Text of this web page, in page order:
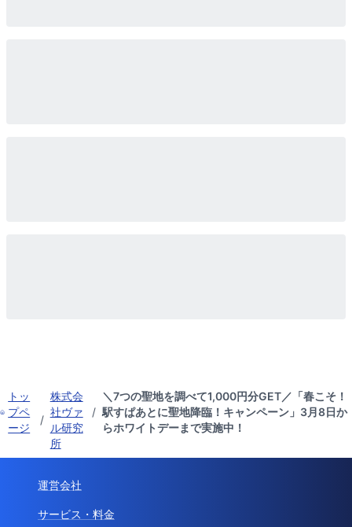
トッ
プペ
ージ
/
株式会
社ヴァ
ル研究
所
/
＼7つの聖地を調べて1,000円分GET／「春こそ！
駅すぱあとに聖地降臨！キャンペーン」3月8日か
らホワイトデーまで実施中！
運営会社
サービス・料金